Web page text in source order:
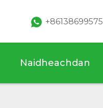
Naidheachdan